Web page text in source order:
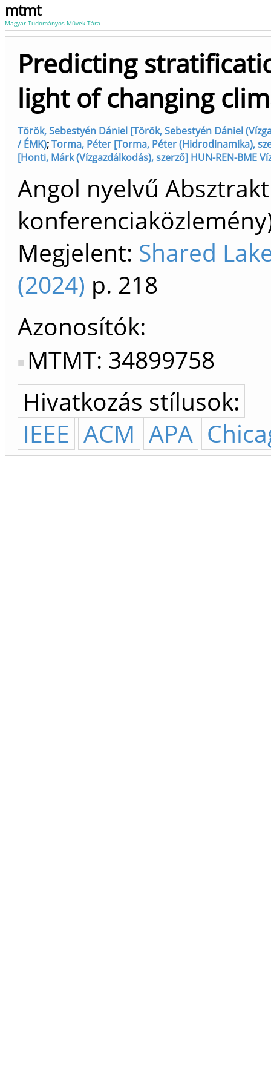
mtmt
Magyar Tudományos Művek Tára
Predicting
light of changing
Török, Sebestyén Dániel [Török, Sebestyén Dániel
/ ÉMK);Torma, Péter [Torma, Péter (Hidrodinamika),
[Honti, Márk (Vízgazdálkodás), szerző] HUN-REN-BME
Angol nyelvű
Megjelent: Shared
(2024) p. 218
Azonosítók
MTMT: 34899758
Hivatkozás stílusok:
IEEE ACM APA